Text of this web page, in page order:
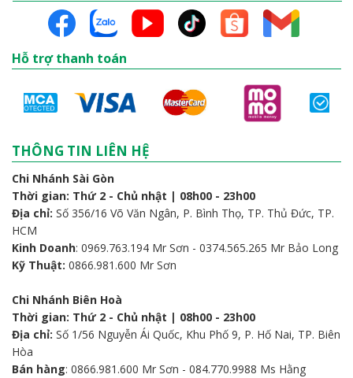
Hỗ trợ thanh toán
THÔNG TIN LIÊN HỆ
Chi Nhánh Sài Gòn
Thời gian: Thứ 2 - Chủ nhật | 08h00 - 23h00
Địa chỉ: Số 356/16 Võ Văn Ngân, P. Bình Thọ, TP. Thủ Đức, TP.
HCM
Kinh Doanh: 0969.763.194 Mr Sơn - 0374.565.265 Mr Bảo Long
Kỹ Thuật: 0866.981.600 Mr Sơn
Chi Nhánh Biên Hoà
Thời gian: Thứ 2 - Chủ nhật | 08h00 - 23h00
Địa chỉ: Số 1/56 Nguyễn Ái Quốc, Khu Phố 9, P. Hố Nai, TP. Biên
Hòa
Bán hàng: 0866.981.600 Mr Sơn - 084.770.9988 Ms Hằng